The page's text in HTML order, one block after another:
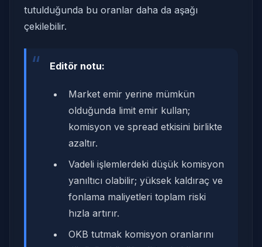
tutulduğunda bu oranlar daha da aşağı
çekilebilir.
“ Editör notu:
Market emir yerine mümkün
olduğunda limit emir kullan;
komisyon ve spread etkisini birlikte
azaltır.
Vadeli işlemlerdeki düşük komisyon
yanıltıcı olabilir; yüksek kaldıraç ve
fonlama maliyetleri toplam riski
hızla artırır.
OKB tutmak komisyon oranlarını